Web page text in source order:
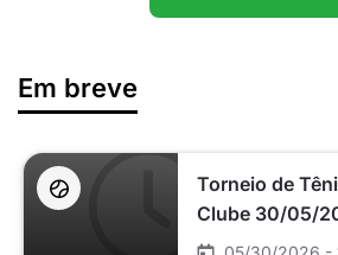
Em breve
Torneio de
Clube 30/05/